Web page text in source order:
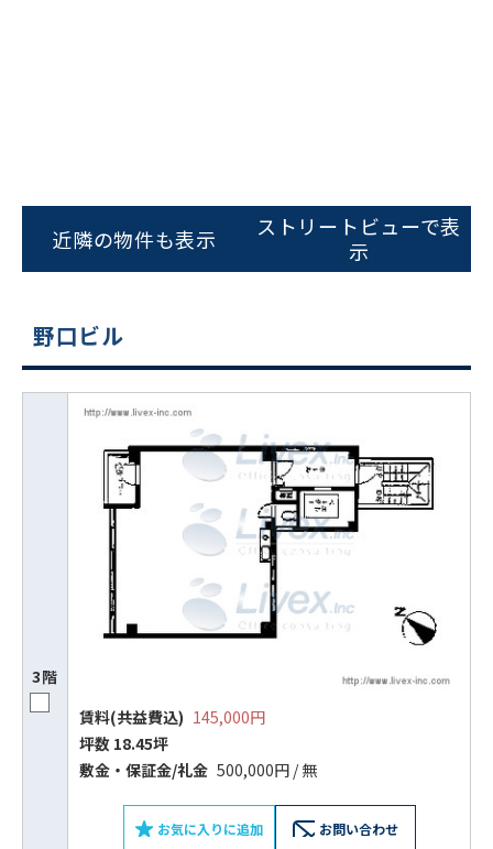
近隣の物件も表示
ストリートビューで表
示
野口ビル
3階
賃料(共益費込) 145,000円
坪数 18.45坪
敷⾦‧保証⾦/礼⾦ 500,000円 / 無
お気に入りに追加 お問い合わせ